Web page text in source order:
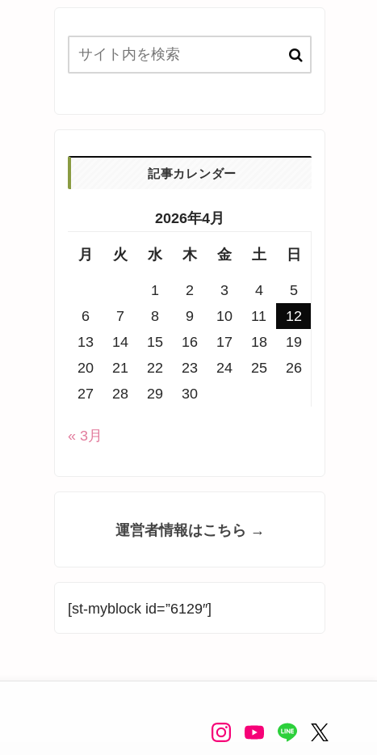
記事カレンダー
2026年4月
月 火 水 木 金 土 日
1 2 3 4
5
6
7 8 9 10 11
12
13
14 15 16 17 18
19
20
21 22 23 24 25
26
27
28 29 30
« 3月
運営者情報はこちら →
[st-myblock id=”6129″]